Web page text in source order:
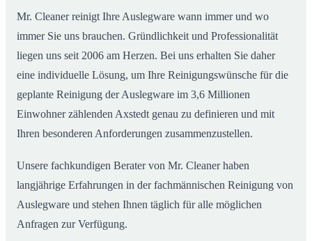
Mr. Cleaner reinigt Ihre Auslegware wann immer und wo
immer Sie uns brauchen. Gründlichkeit und Professionalität
liegen uns seit 2006 am Herzen. Bei uns erhalten Sie daher
eine individuelle Lösung, um Ihre Reinigungswünsche für die
geplante Reinigung der Auslegware im 3,6 Millionen
Einwohner zählenden Axstedt genau zu definieren und mit
Ihren besonderen Anforderungen zusammenzustellen.
Unsere fachkundigen Berater von Mr. Cleaner haben
langjährige Erfahrungen in der fachmännischen Reinigung von
Auslegware und stehen Ihnen täglich für alle möglichen
Anfragen zur Verfügung.